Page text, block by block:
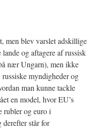
men blev varslet adskillige
og aftagere af russisk
nær Ungarn), men ikke
myndigheder og
man kunne tackle
en model, hvor EU’s
rubler og euro i
derefter står for